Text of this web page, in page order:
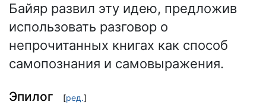
Байяр развил эту идею, предложив
использовать разговор о
непрочитанных книгах как способ
самопознания и самовыражения.
Эпилог [ред.]